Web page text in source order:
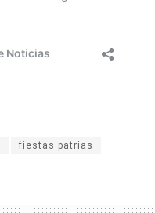
fiestas patrias